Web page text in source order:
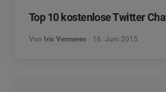
Top 10 kostenlose Twitter
Von Iris Vermeren 16. Juni 2015